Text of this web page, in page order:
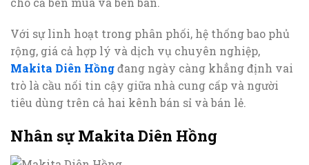
Với sự linh hoạt trong phân phối, hệ thống bao phủ
rộng, giá cả hợp lý và dịch vụ chuyên nghiệp,
Makita Diên Hồngđang ngày càng khẳng định vai
trò là cầu nối tin cậy giữa nhà cung cấp và người
tiêu dùng trên cả hai kênh bán sỉ và bán lẻ.
Nhân sự Makita Diên Hồng